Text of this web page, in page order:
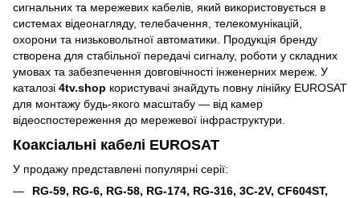
сигнальних та мережевих кабелів, який використовується в
системах відеонагляду, телебачення, телекомунікацій,
охорони та низьковольтної автоматики. Продукція бренду
створена для стабільної передачі сигналу, роботи у складних
умовах та забезпечення довговічності інженерних мереж. У
каталозі 4tv.shop користувачі знайдуть повну лінійку EUROSAT
для монтажу будь-якого масштабу — від камер
відеоспостереження до мережевої інфраструктури.
Коаксіальні кабелі EUROSAT
У продажу представлені популярні серії:
RG-59, RG-6, RG-58, RG-174, RG-316, 3C-2V, CF604ST,